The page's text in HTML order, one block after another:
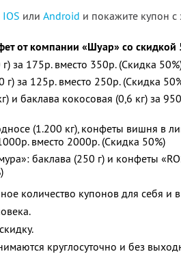
IOS или Android и покажите купон с
от компании «Шуар» со скидкой
за 175р. вместо 350р. (Скидка
за 125р. вместо 250р. (Скидка
и баклава кокосовая (0,6 кг) за
(1.200 кг), конфеты вишня в
вместо 2000р. (Скидка 50%)
баклава (250 г) и конфеты
количество купонов для себя и
круглосуточно и без